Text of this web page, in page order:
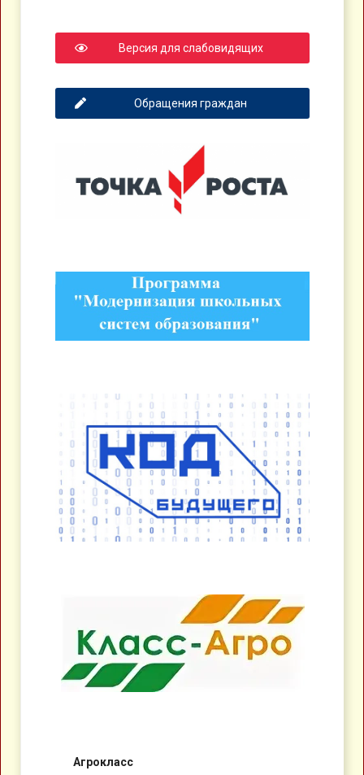
Версия для слабовидящих
Обращения граждан
Агрокласс